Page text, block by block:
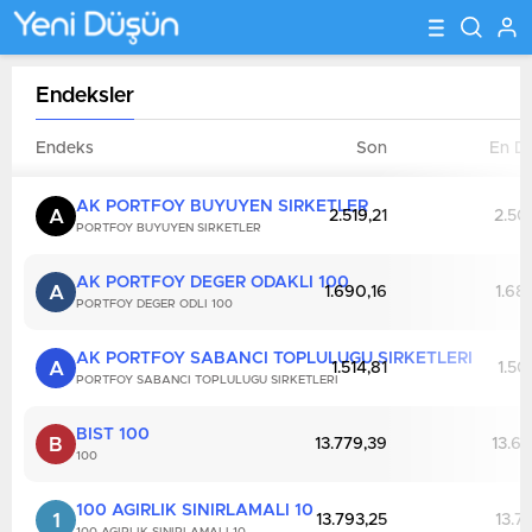
Endeksler
Endeks Son En
A AK PORTFOY BUYUYEN SIRKETLER
PORTFOY BUYUYEN SIRKETLER
2.519,21
A AK PORTFOY DEGER ODAKLI 100
PORTFOY DEGER ODLI 100
1.690,16
A AK PORTFOY SABANCI TOPLULUGU SIRKETLERI
PORTFOY SABANCI TOPLULUGU SIRKETLERI
1.514,81
B BIST 100
100
13.779,39
1 100 AGIRLIK SINIRLAMALI 10
13.793,25